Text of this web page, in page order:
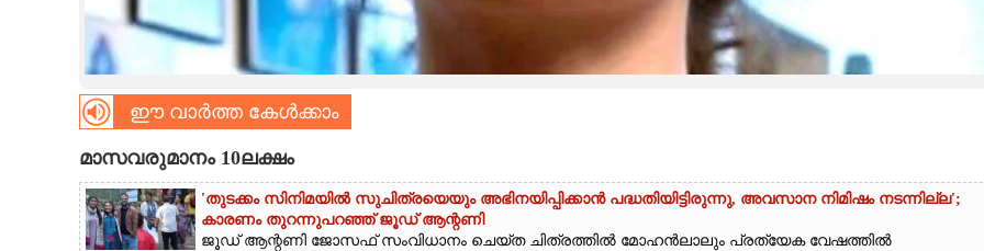
CARTOONS ഈ വാർത്ത കേൾക്കാം
മാസവരുമാനം 10ലക്ഷം
'തുടക്കം സിനിമയിൽ സുചിത്രയെയും അഭിനയിപ്പിക്കാൻ പദ്ധതിയിട്ടിരുന്നു,​ അവസാന നിമിഷം നടന്നില്ല';
കാരണം തുറന്നുപറഞ്ഞ് ജൂഡ് ആന്റണി
ജൂഡ് ആന്റണി ജോസഫ് സംവിധാനം ചെയ്ത ചിത്രത്തിൽ മോഹൻലാലും പ്രത്യേക വേഷത്തിൽ